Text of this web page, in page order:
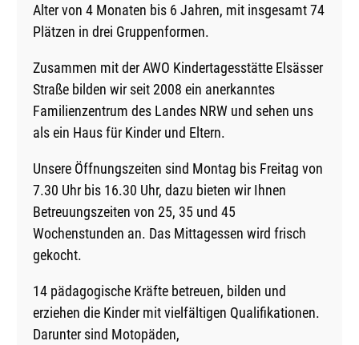
Alter von 4 Monaten bis 6 Jahren, mit insgesamt 74
Plätzen in drei Gruppenformen.
Zusammen mit der AWO Kindertagesstätte Elsässer
Straße bilden wir seit 2008 ein anerkanntes
Familienzentrum des Landes NRW und sehen uns
als ein Haus für Kinder und Eltern.
Unsere Öffnungszeiten sind Montag bis Freitag von
7.30 Uhr bis 16.30 Uhr, dazu bieten wir Ihnen
Betreuungszeiten von 25, 35 und 45
Wochenstunden an. Das Mittagessen wird frisch
gekocht.
14 pädagogische Kräfte betreuen, bilden und
erziehen die Kinder mit vielfältigen Qualifikationen.
Darunter sind Motopäden,